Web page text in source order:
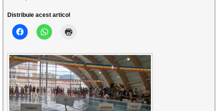
Distribuie acest articol